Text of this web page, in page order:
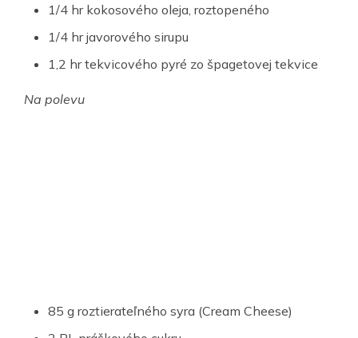
1/4 hr kokosového oleja, roztopeného
1/4 hr javorového sirupu
1,2 hr tekvicového pyré zo špagetovej tekvice
Na polevu
85 g roztierateľného syra (Cream Cheese)